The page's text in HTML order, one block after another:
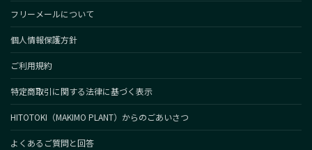
フリーメールについて
個人情報保護方針
ご利用規約
特定商取引に関する法律に基づく表示
HITOTOKI（MAKIMO PLANT）からのごあいさつ
よくあるご質問と回答